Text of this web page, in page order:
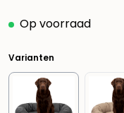
Op voorraad
Varianten